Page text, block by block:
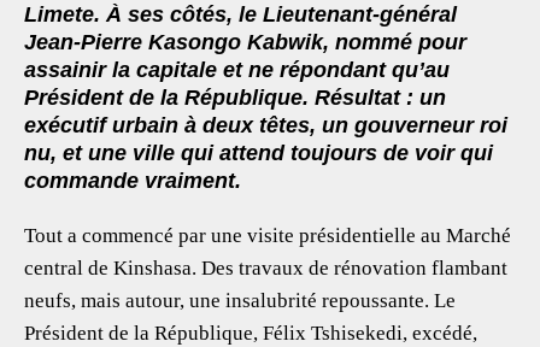
Limete. À ses côtés, le Lieutenant-général
Jean-Pierre Kasongo Kabwik, nommé pour
assainir la capitale et ne répondant qu’au
Président de la République. Résultat : un
exécutif urbain à deux têtes, un gouverneur roi
nu, et une ville qui attend toujours de voir qui
commande vraiment.
Tout a commencé par une visite présidentielle au Marché
central de Kinshasa. Des travaux de rénovation flambant
neufs, mais autour, une insalubrité repoussante. Le
Président de la République, Félix Tshisekedi, excédé,